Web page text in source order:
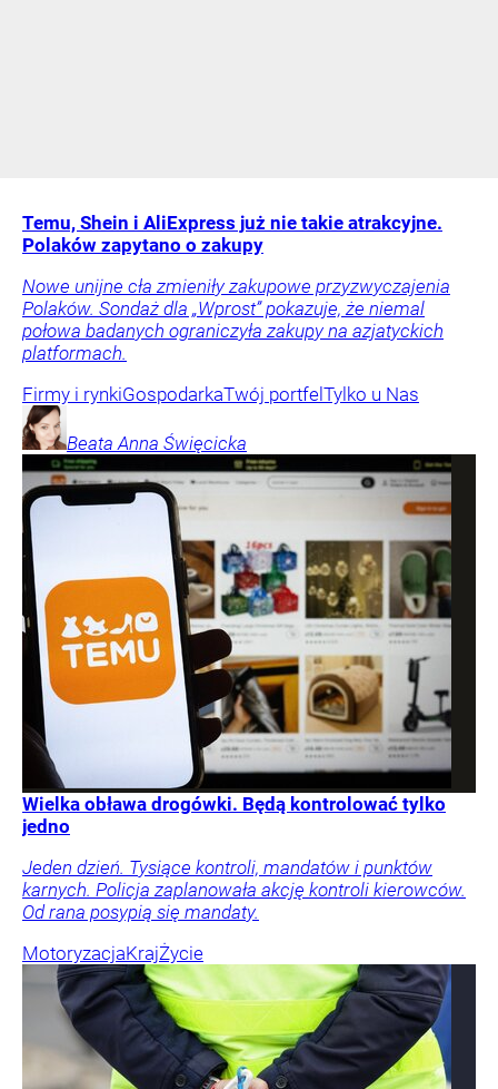
Temu, Shein i AliExpress już nie takie atrakcyjne.
Polaków zapytano o zakupy
Nowe unijne cła zmieniły zakupowe przyzwyczajenia
Polaków. Sondaż dla „Wprost” pokazuje, że niemal
połowa badanych ograniczyła zakupy na azjatyckich
platformach.
Firmy i rynkiGospodarkaTwój portfelTylko u Nas
Beata Anna Święcicka
Wielka obława drogówki. Będą kontrolować tylko
jedno
Jeden dzień. Tysiące kontroli, mandatów i punktów
karnych. Policja zaplanowała akcję kontroli kierowców.
Od rana posypią się mandaty.
MotoryzacjaKrajŻycie